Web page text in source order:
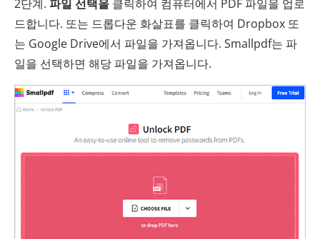
2단계. 파일 선택을 클릭하여 컴퓨터에서 PDF 파일을 업로
드합니다. 또는 드롭다운 화살표를 클릭하여 Dropbox 또
는 Google Drive에서 파일을 가져옵니다. Smallpdf는 파
일을 선택하면 해당 파일을 가져옵니다.